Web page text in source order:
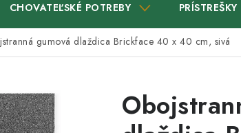
CHOVATEĽSKÉ POTREBY PRÍSTREŠKY
gumová dlaždica Brickface 40 x 40 cm, sivá